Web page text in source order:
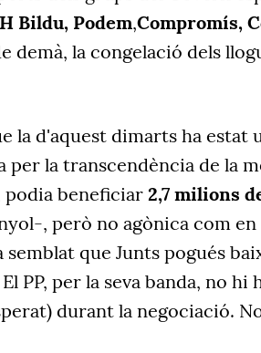
Bildu, Podem,Compromís,
demà, la congelació dels
la d'aquest dimarts ha estat
per la transcendència de la
beneficiar2,7 milions
, però no agònica com
semblat que Junts pogués
PP, per la seva banda, no hi
durant la negociació.